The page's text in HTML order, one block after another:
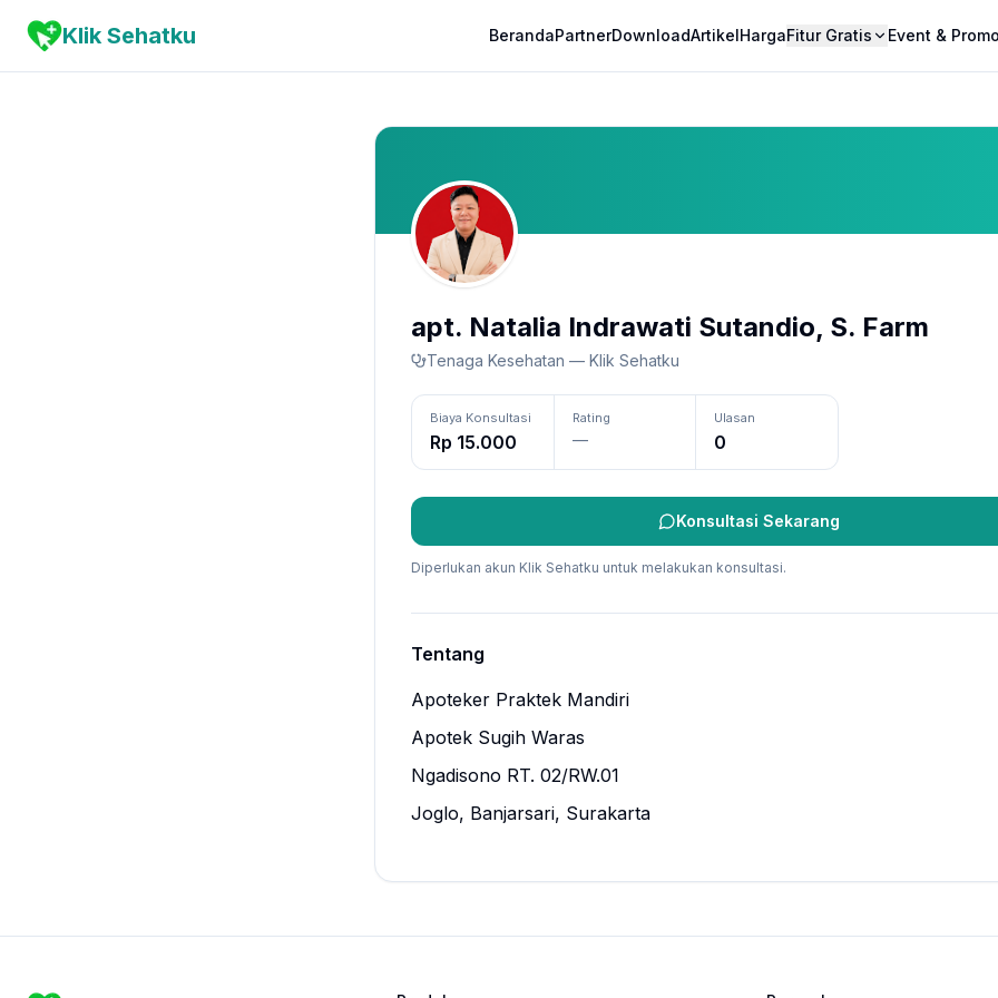
Klik Sehatku BerandaPartnerDownloadArtikelHargaFitur Gratis Event & Promo
apt. Natalia Indrawati Sutandio, S. Farm
Tenaga Kesehatan — Klik Sehatku
Biaya Konsultasi
Rp 15.000
Rating
—
Ulasan
0
Konsultasi Sekarang
Diperlukan akun Klik Sehatku untuk melakukan konsultasi.
Tentang
Apoteker Praktek Mandiri
Apotek Sugih Waras
Ngadisono RT. 02/RW.01
Joglo, Banjarsari, Surakarta